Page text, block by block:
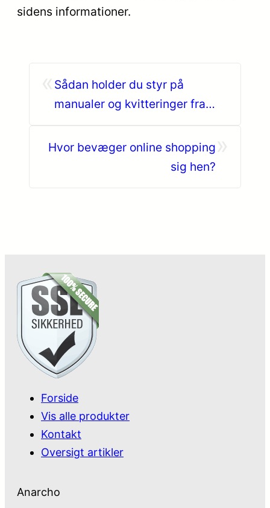
sidens informationer.
Sådan holder du styr på
manualer og kvitteringer fra
Hvor bevæger online shopping
sig hen?
Forside
Vis alle produkter
Kontakt
Oversigt artikler
Anarcho